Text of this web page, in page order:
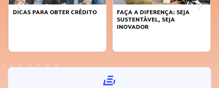
DICAS PARA OBTER CRÉDITO
FAÇA A DIFERENÇA: SEJA
SUSTENTÁVEL, SEJA
INOVADOR